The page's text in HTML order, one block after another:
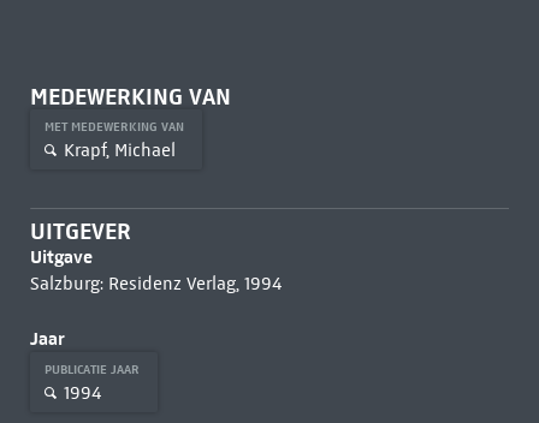
MEDEWERKING VAN
MET MEDEWERKING VAN
Krapf, Michael
UITGEVER
Uitgave
Salzburg: Residenz Verlag, 1994
Jaar
PUBLICATIE JAAR
1994